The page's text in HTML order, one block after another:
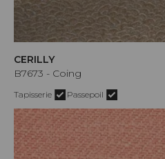
CERILLY
B7673 - Coing
Tapisserie Passepoil